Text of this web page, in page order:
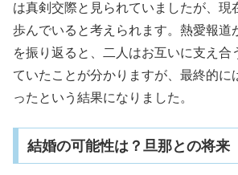
は真剣交際と見られていましたが、現
歩んでいると考えられます。熱愛報道
を振り返ると、二人はお互いに支え合
ていたことが分かりますが、最終的に
ったという結果になりました。
結婚の可能性は？旦那との将来